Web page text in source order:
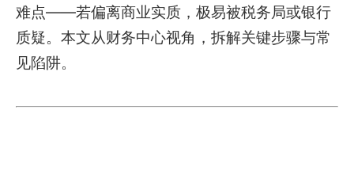
难点——若偏离商业实质，极易被税务局或银行
质疑。本文从财务中心视角，拆解关键步骤与常
见陷阱。